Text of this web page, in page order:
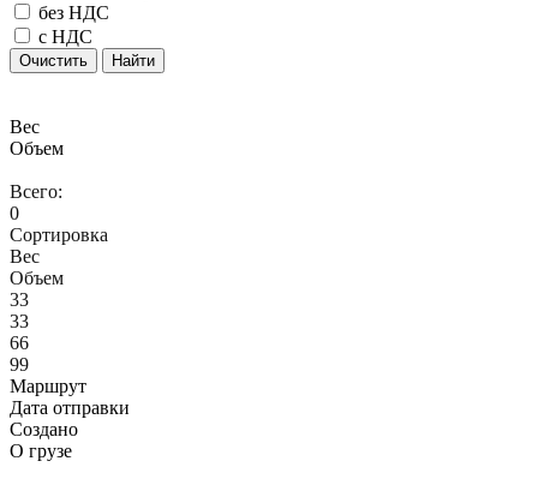
без НДС
с НДС
Очистить Найти
Вес
Объем
Всего:
0
Сортировка
Вес
Объем
33
33
66
99
Маршрут
Дата отправки
Создано
О грузе